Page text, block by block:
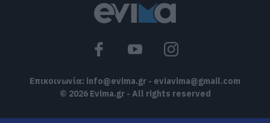
Επικοινωνία: info@evima.gr - eviavima@gmail.com
© 2026 Evima.gr - All rights reserved